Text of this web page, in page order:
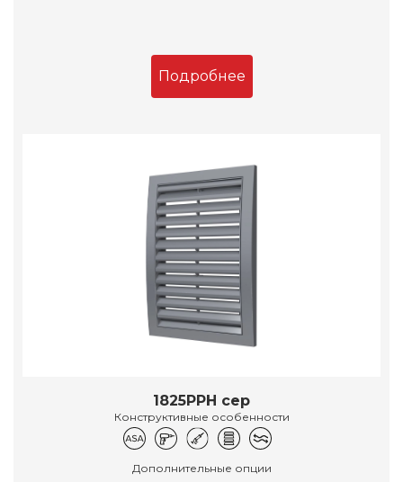
Подробнее
1825РРН сер
Конструктивные особенности
Дополнительные опции